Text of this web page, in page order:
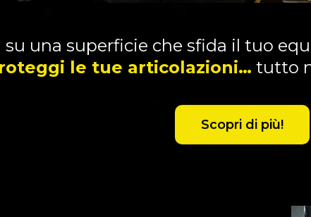
su una superficie che sfida il tuo
le tue articolazioni… tutto
Scopri di più!